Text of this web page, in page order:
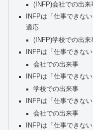
(INFP)会社での出来
INFPは「仕事できな
適応
(INFP)学校での出来
INFPは「仕事できな
会社での出来事
INFPは「仕事できな
学校での出来事
INFPは「仕事できな
会社での出来事
INFPは「仕事できな